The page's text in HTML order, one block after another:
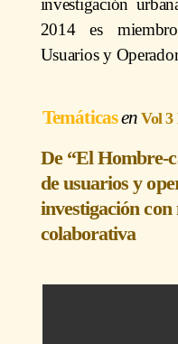
investigación
2014 es
Usuarios y
Temáticas Vol 3
De “El Hombre-
de usuarios y
investigación
colaborativa